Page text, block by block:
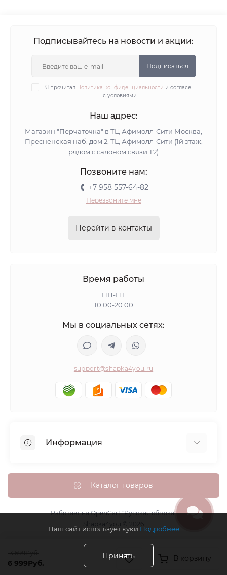
6 999Руб.
В корзину
Подписывайтесь на новости и акции:
Подписаться
Я прочитал Политика конфиденциальности и согласен
с условиями
Наш адрес:
Магазин "Перчаточка" в ТЦ Афимолл-Сити Москва,
Пресненская наб. дом 2, ТЦ Афимолл-Сити (1й этаж,
рядом с салоном связи Т2)
Позвоните нам:
+7 958 557-64-82
Перезвоните мне
Перейти в контакты
Время работы
ПН-ПТ
10:00-20:00
Мы в социальных сетях:
support@shapka4you.ru
Информация
Доставка, оплата и бонусные баллы
Гарантия возврата
Политика конфиденциальности
Контакты
Производители
Каталог товаров
Работает наOpenCart "Русская сборка"
Наш сайт использует куки Подробнее
Принять